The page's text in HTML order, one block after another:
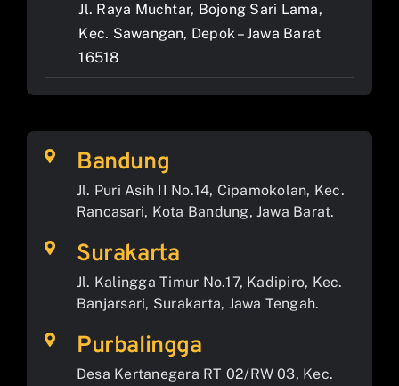
Jl. Raya Muchtar, Bojong Sari Lama,
Kec. Sawangan, Depok – Jawa Barat
16518
Bandung
Jl. Puri Asih II No.14, Cipamokolan, Kec.
Rancasari, Kota Bandung, Jawa Barat.
Surakarta
Jl. Kalingga Timur No.17, Kadipiro, Kec.
Banjarsari, Surakarta, Jawa Tengah.
Purbalingga
Desa Kertanegara RT 02/RW 03, Kec.